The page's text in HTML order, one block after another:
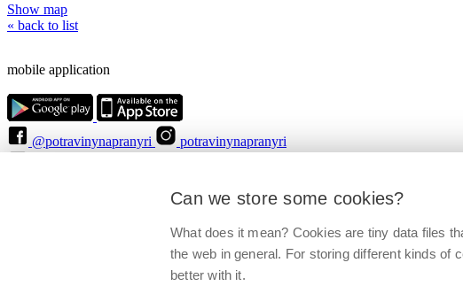
Show map
« back to list
mobile application
@potravinynapranyri
potravinynapranyri
epodatelna
szpi.gov.cz
IČO: 75014149, DIČ: CZ75014149
Cookies settings
Can we store some cookies?
What does it mean? Cookies are tiny data files
the web in general. For storing different kinds of
better with it.